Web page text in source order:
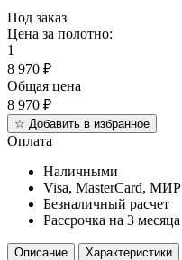
Под заказ
Цена за полотно:
1
8 970 ₽
Общая цена
8 970 ₽
☆ Добавить в избранное
Оплата
Наличными
Visa, MasterCard, МИР
Безналичный расчет
Рассрочка на 3 месяца
Описание Характеристики